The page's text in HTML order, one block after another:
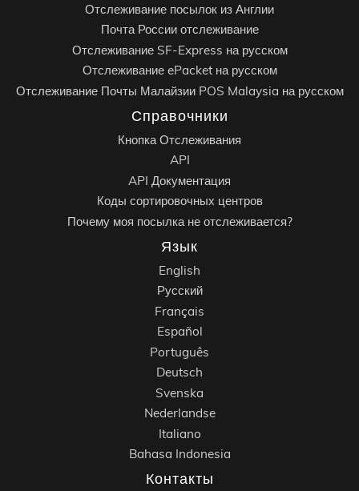
Отслеживание посылок из Англии
Почта России отслеживание
Отслеживание SF-Express на русском
Отслеживание ePacket на русском
Отслеживание Почты Малайзии POS Malaysia на русском
Справочники
Кнопка Отслеживания
API
API Документация
Коды сортировочных центров
Почему моя посылка не отслеживается?
Язык
English
Русский
Français
Español
Português
Deutsch
Svenska
Nederlandse
Italiano
Bahasa Indonesia
Контакты